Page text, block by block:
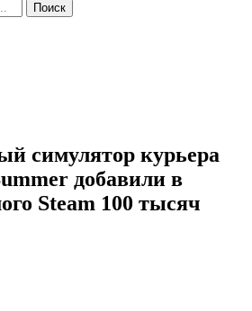
Поиск
симулятор курьера
добавили в
Steam 100 тысяч